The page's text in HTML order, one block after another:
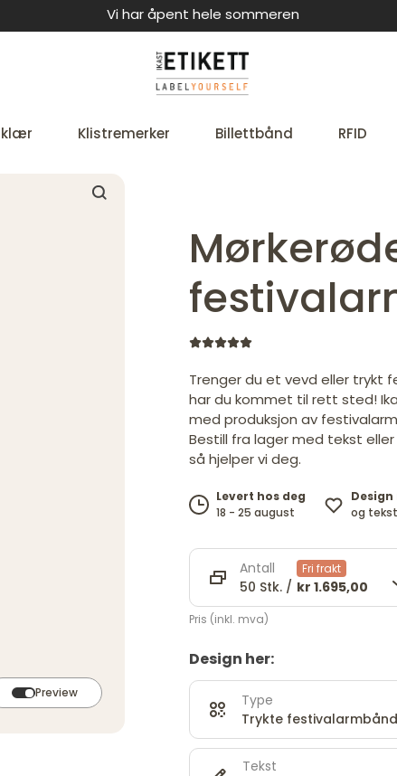
Vi har åpent hele sommeren
klær Klistremerker Billettbånd RFID
Preview
Trenger du et vevd eller trykt
har du kommet til rett sted!
med produksjon av
Bestill fra lager med tekst
så hjelper vi deg.
Levert hos deg
18 - 25 august
og
Antall
50 Stk. /
Fri frakt
kr 1.695,00
Pris (inkl. mva)
Design her:
Type
Trykte
Tekst